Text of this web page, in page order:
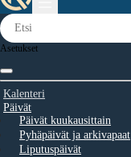
Asetukset
Kalenteri
Päivät
Päivät kuukausittain
Pyhäpäivät ja arkivapaat
Liputuspäivät